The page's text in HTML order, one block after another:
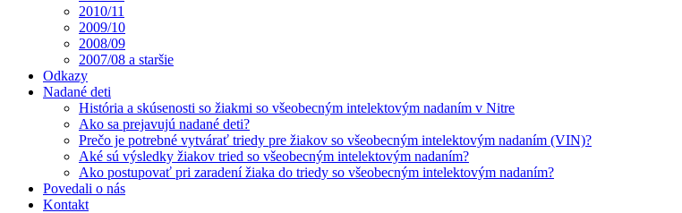
2010/11
2009/10
2008/09
2007/08 a staršie
Odkazy
Nadané deti
História a skúsenosti so žiakmi so všeobecným intelektovým nadaním v Nitre
Ako sa prejavujú nadané deti?
Prečo je potrebné vytvárať triedy pre žiakov so všeobecným intelektovým nadaním (VIN)?
Aké sú výsledky žiakov tried so všeobecným intelektovým nadaním?
Ako postupovať pri zaradení žiaka do triedy so všeobecným intelektovým nadaním?
Povedali o nás
Kontakt